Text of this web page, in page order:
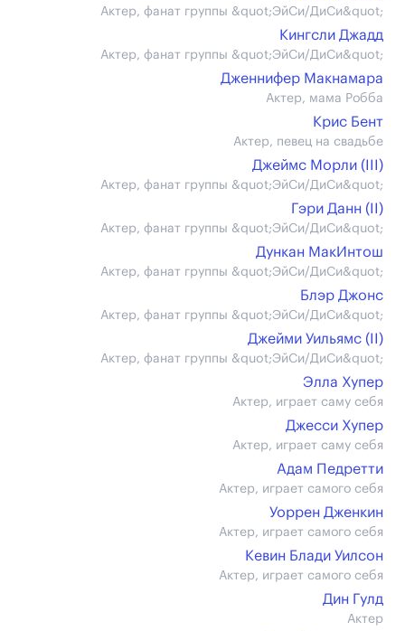
Актер, фанат группы &quot;ЭйСи/ДиСи&quot;
Кингсли Джадд
Актер, фанат группы &quot;ЭйСи/ДиСи&quot;
Дженнифер Макнамара
Актер, мама Робба
Крис Бент
Актер, певец на свадьбе
Джеймс Морли (III)
Актер, фанат группы &quot;ЭйСи/ДиСи&quot;
Гэри Данн (II)
Актер, фанат группы &quot;ЭйСи/ДиСи&quot;
Дункан МакИнтош
Актер, фанат группы &quot;ЭйСи/ДиСи&quot;
Блэр Джонс
Актер, фанат группы &quot;ЭйСи/ДиСи&quot;
Джейми Уильямс (II)
Актер, фанат группы &quot;ЭйСи/ДиСи&quot;
Элла Хупер
Актер, играет саму себя
Джесси Хупер
Актер, играет саму себя
Адам Педретти
Актер, играет самого себя
Уоррен Дженкин
Актер, играет самого себя
Кевин Блади Уилсон
Актер, играет самого себя
Дин Гулд
Актер